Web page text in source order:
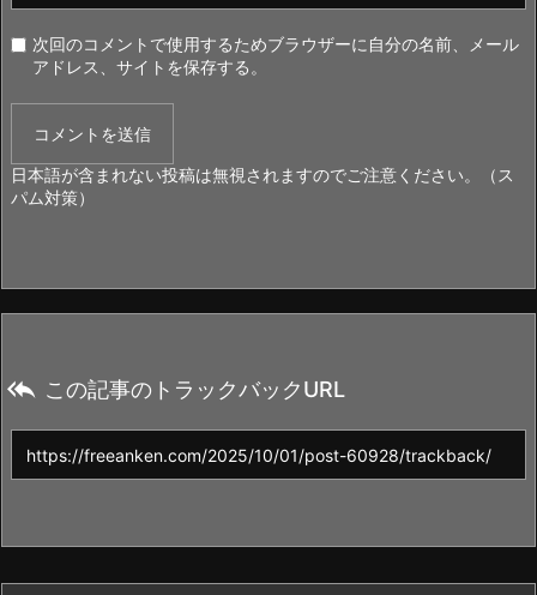
次回のコメントで使用するためブラウザーに自分の名前、メール
アドレス、サイトを保存する。
日本語が含まれない投稿は無視されますのでご注意ください。（ス
パム対策）
 この記事のトラックバックURL